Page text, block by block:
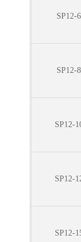
SP12-
SP12-
SP12-
SP12-
SP12-